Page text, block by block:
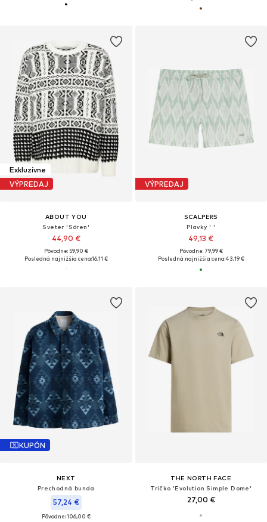
Exkluzívne
VÝPREDAJ
ABOUT YOU
Sveter 'Sören'
44,90 €
Pôvodne: 59,90 €
Posledná najnižšia cena:16,11 €
VÝPREDAJ
SCALPERS
Plavky ' '
49,13 €
Pôvodne: 79,99 €
Posledná najnižšia cena:43,19 €
KUPÓN
NEXT
Prechodná bunda
57,24 €
Pôvodne: 106,00 €
THE NORTH FACE
Tričko 'Evolution Simple Dome'
27,00 €